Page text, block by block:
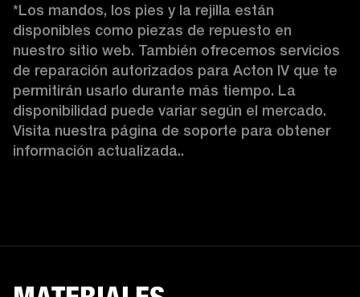
*Los mandos, los pies y la rejilla están
disponibles como piezas de repuesto en
nuestro sitio web. También ofrecemos servicios
de reparación autorizados para Acton IV que te
permitirán usarlo durante más tiempo. La
disponibilidad puede variar según el mercado.
Visita nuestra página de soporte para obtener
información actualizada..